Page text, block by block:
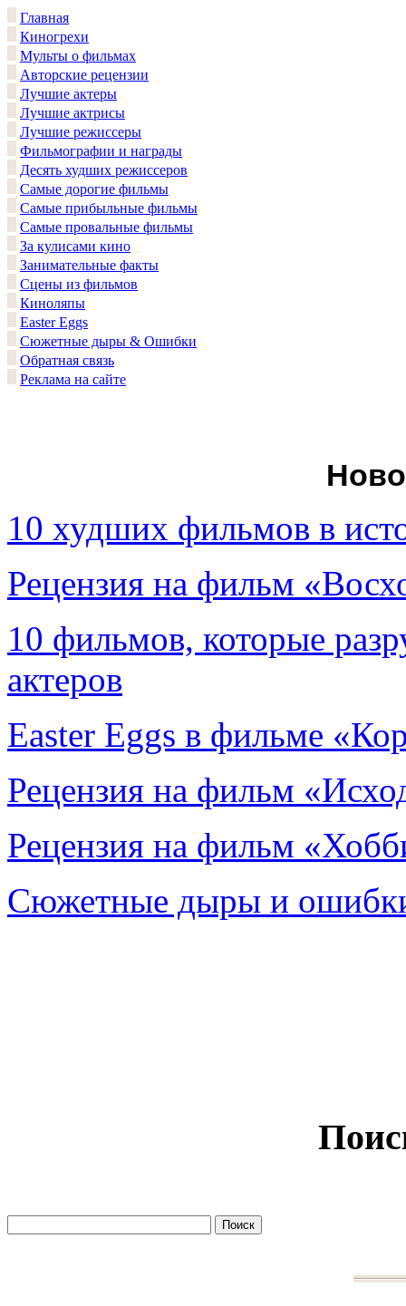
Главная
Киногрехи
Мульты о фильмах
Авторские рецензии
Лучшие актеры
Лучшие актрисы
Лучшие режиссеры
Фильмографии и награды
Десять худших режиссеров
Самые дорогие фильмы
Самые прибыльные фильмы
Самые провальные фильмы
За кулисами кино
Занимательные факты
Сцены из фильмов
Киноляпы
Easter Eggs
Сюжетные дыры & Ошибки
Обратная связь
Реклама на сайте
10 худших фильмов в
Рецензия на фильм
10 фильмов, которые
актеров
Easter Eggs в фильме
Рецензия на фильм
Рецензия на фильм
Сюжетные дыры и